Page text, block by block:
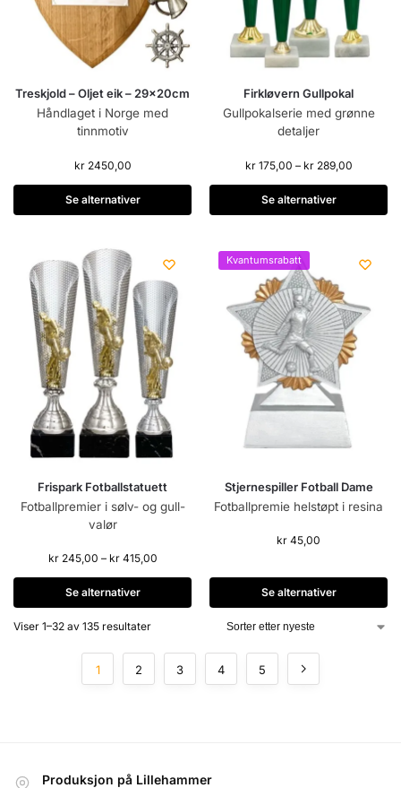
Treskjold – Oljet eik – 29x20cm
Håndlaget i Norge med
tinnmotiv
kr2450,00
Se alternativer
Firkløvern Gullpokal
Gullpokalserie med grønne
detaljer
kr175,00 – kr289,00
Se alternativer
Frispark Fotballstatuett
Fotballpremier i sølv- og gull-
valør
kr245,00 – kr415,00
Se alternativer
Kvantumsrabatt
Stjernespiller Fotball Dame
Fotballpremie helstøpt i resina
kr 45,00
Se alternativer
Viser 1–32 av 135 resultater
1 2 3 4 5
Produksjon på Lillehammer